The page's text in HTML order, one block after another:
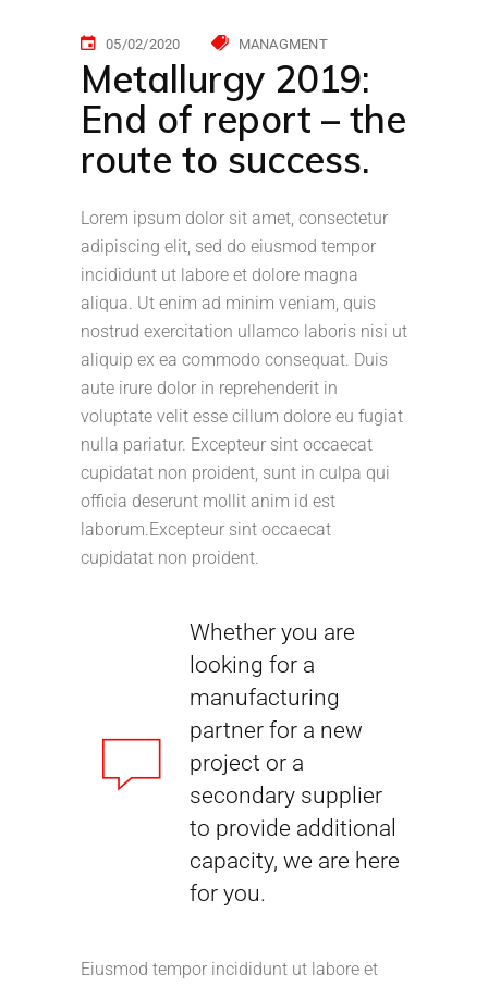
05/02/2020 MANAGMENT
Metallurgy 2019:
End of report – the
route to success.
Lorem ipsum dolor sit amet, consectetur
adipiscing elit, sed do eiusmod tempor
incididunt ut labore et dolore magna
aliqua. Ut enim ad minim veniam, quis
nostrud exercitation ullamco laboris nisi ut
aliquip ex ea commodo consequat. Duis
aute irure dolor in reprehenderit in
voluptate velit esse cillum dolore eu fugiat
nulla pariatur. Excepteur sint occaecat
cupidatat non proident, sunt in culpa qui
officia deserunt mollit anim id est
laborum.Excepteur sint occaecat
cupidatat non proident.
Whether you are
looking for a
manufacturing
partner for a new
project or a
secondary supplier
to provide additional
capacity, we are here
for you.
Eiusmod tempor incididunt ut labore et